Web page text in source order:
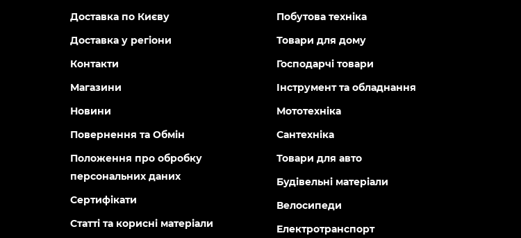
Доставка по Києву
Доставка у регіони
Контакти
Магазини
Новини
Повернення та Обмін
Положення про обробку
персональних даних
Сертифікати
Статті та корисні матеріали
Побутова техніка
Товари для дому
Господарчі товари
Інструмент та обладнання
Мототехніка
Сантехніка
Товари для авто
Будівельні матеріали
Велосипеди
Електротранспорт